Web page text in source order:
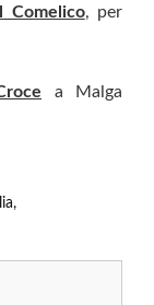
Comelico, per
a Malga